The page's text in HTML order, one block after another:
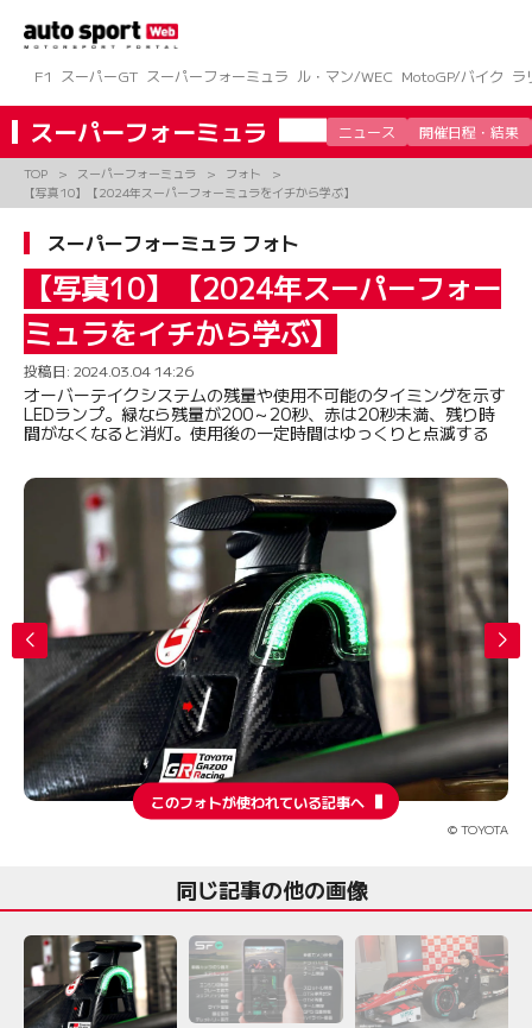
ツ
へ
ス
キ
プ
F1 スーパーGT スーパーフォーミュラ ル・マン/WEC MotoGP/バイク ラ
スーパーフォーミュラ ニュース 開催日程・結果
TOP スーパーフォーミュラ
フォト
【写真10】【2024年スーパーフォーミュラをイチから学ぶ】
スーパーフォーミュラ フォト
【写真10】【2024年スーパーフォー
ミュラをイチから学ぶ】
投稿日: 2024.03.04 14:26
オーバーテイクシステムの残量や使用不可能のタイミングを示す
LEDランプ。緑なら残量が200～20秒、赤は20秒未満、残り時
間がなくなると消灯。使用後の一定時間はゆっくりと点滅する
このフォトが使われている記事へ
© TOYOTA
同じ記事の他の画像